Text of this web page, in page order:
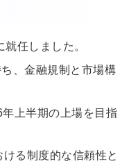
任しました。
、金融規制と市場構
上半期の上場を目指
る制度的な信頼性と